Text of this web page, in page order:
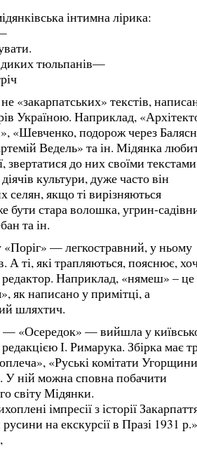
інтимна лірика:
тюльпанів—
«закарпатських» текстів,
Україною. Наприклад,
«Шевченко, подорож через
Ведель» та ін. Мідянка
звертатися до них своїми
культури, дуже часто він
селян, якщо ті вирізняються
бути стара волошка, угрин-
та ін.
«Поріг» — легкостравний, у ньому
А ті, які трапляються, пояснює,
Наприклад, «нямеш» – це
як написано у примітці, а
шляхтич.
— «Осередок» — вийшла у
І. Римарука. Збірка має
«Руські комітати
ній можна сповна побачити
світу Мідянки.
імпресії з історії
на екскурсії в Празі 1931